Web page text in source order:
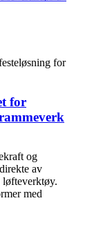
for
og
av
løfteverktøy.
med